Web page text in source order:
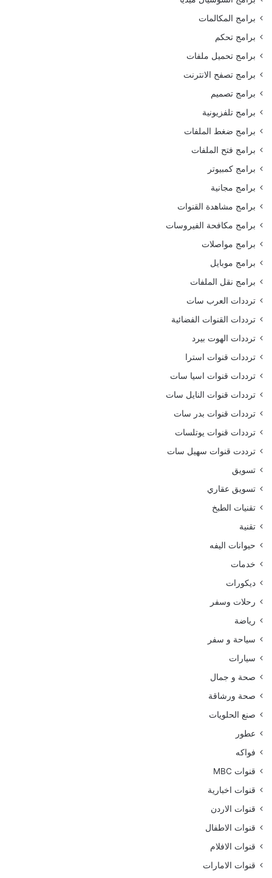
برامج المكالمات
برامج تحكم
برامج تحميل ملفات
برامج تصفح الانترنت
برامج تصميم
برامج تلفزيونية
برامج ضغط الملفات
برامج فتح الملفات
برامج كمبيوتر
برامج مجانية
برامج مشاهدة القنوات
برامج مكافحة الفيروسات
برامج مواصلات
برامج موبايل
برامج نقل الملفات
ترددات العرب سات
ترددات القنوات الفضائية
ترددات الهوت بيرد
ترددات قنوات استرا
ترددات قنوات اسيا سات
ترددات قنوات النايل سات
ترددات قنوات بدر سات
ترددات قنوات يوتلسات
ترددت قنوات سهيل سات
تسويق
تسويق عقاري
تقنيات الطبخ
تقنية
حيوانات اليفه
خدمات
ديكورات
رحلات وسفر
رياضة
سياحة و سفر
سيارات
صحة و جمال
صحة ورشاقة
صنع الحلويات
عطور
فواكه
قنوات MBC
قنوات اخبارية
قنوات الاردن
قنوات الاطفال
قنوات الافلام
قنوات الامارات